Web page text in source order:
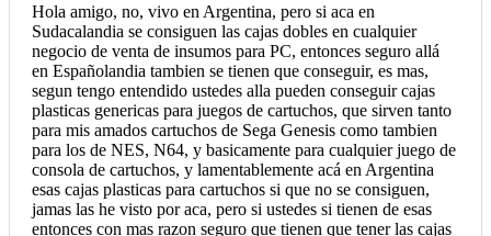
Hola amigo, no, vivo en Argentina, pero si aca en
Sudacalandia se consiguen las cajas dobles en cualquier
negocio de venta de insumos para PC, entonces seguro allá
en Españolandia tambien se tienen que conseguir, es mas,
segun tengo entendido ustedes alla pueden conseguir cajas
plasticas genericas para juegos de cartuchos, que sirven tanto
para mis amados cartuchos de Sega Genesis como tambien
para los de NES, N64, y basicamente para cualquier juego de
consola de cartuchos, y lamentablemente acá en Argentina
esas cajas plasticas para cartuchos si que no se consiguen,
jamas las he visto por aca, pero si ustedes si tienen de esas
entonces con mas razon seguro que tienen que tener las cajas